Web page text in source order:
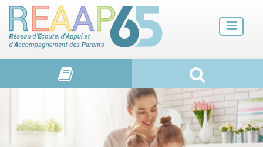
Petite enfance
Enfance